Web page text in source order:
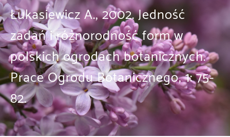
Łukasiewicz A., 2002. Jedność
zadań i różnorodność form w
polskich ogrodach botanicznych.
Prace Ogrodu Botanicznego, 1: 75-
82.